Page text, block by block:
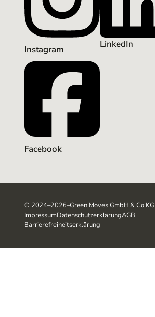
Instagram LinkedIn
Facebook
© 2024–2026–Green Moves GmbH & Co KG
ImpressumDatenschutzerklärungAGB
Barrierefreiheitserklärung